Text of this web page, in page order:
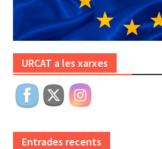
URCAT a les xarxes
Entrades recents